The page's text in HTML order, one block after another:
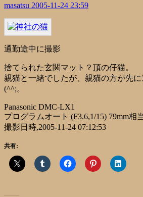
masatsu 2005-11-24 23:59
通勤途中に撮影
捨てられた玄関マット？頂の仔猫。
親猫と一緒でしたが、親猫の方が先
(^^;。
Panasonic DMC-LX1
プログラムオート (F3.6,1/15) 79mm相
撮影日時,2005-11-24 07:12:53
共有: